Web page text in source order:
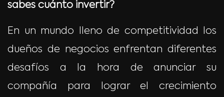
sabes cuánto invertir?
En un mundo lleno de competitividad los
dueños de negocios enfrentan diferentes
desafíos a la hora de anunciar su
compañía para lograr el crecimiento